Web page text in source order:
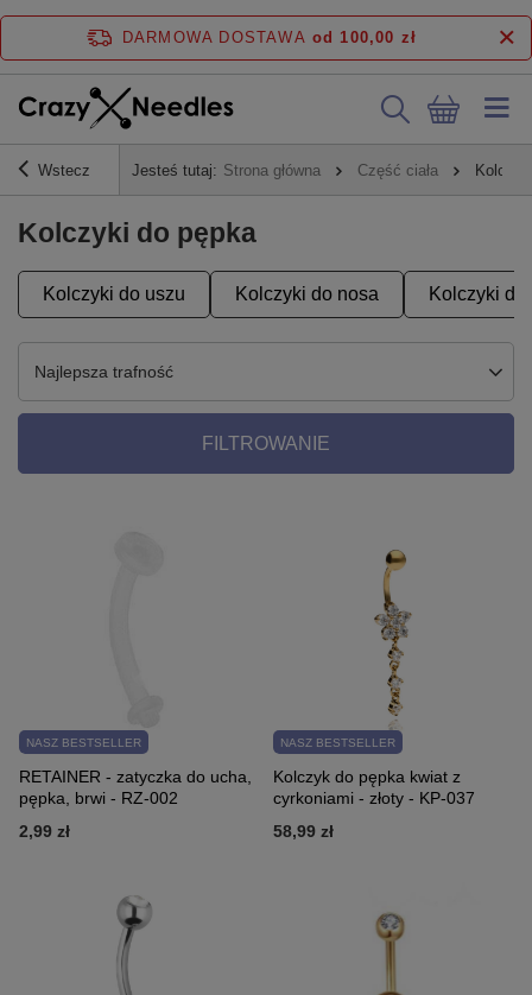
DARMOWA DOSTAWA od 100,00 zł
Wstecz Jesteś tutaj: Strona główna Część ciała
Kolczyki do pępka
Kolczyki do uszu Kolczyki do nosa Kolczyki do
Najlepsza trafność
FILTROWANIE
NASZ BESTSELLER
RETAINER - zatyczka do ucha,
pępka, brwi - RZ-002
2,99 zł
NASZ BESTSELLER
Kolczyk do pępka kwiat z
cyrkoniami - złoty - KP-037
58,99 zł